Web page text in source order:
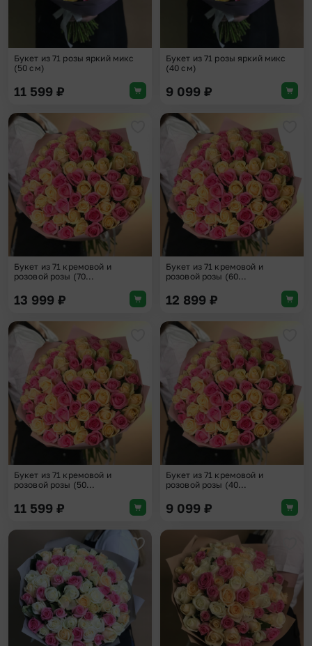
Букет из 71 розы яркий микс
(50 см)
11 599 ₽
Букет из 71 розы яркий микс
(40 см)
9 099 ₽
Добавить в избранное
Букет из 71 кремовой и
розовой розы (70...
13 999 ₽
Букет из 71 кремовой и
розовой розы (60...
12 899 ₽
Добавить в избранное
Букет из 71 кремовой и
розовой розы (50...
11 599 ₽
Букет из 71 кремовой и
розовой розы (40...
9 099 ₽
Добавить в избранное